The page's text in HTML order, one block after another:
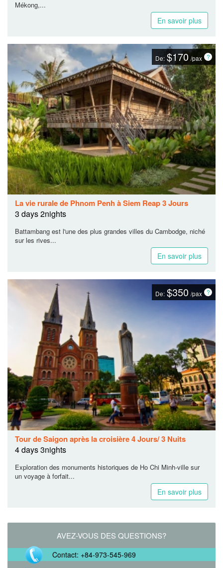
Mékong,...
En savoir plus
De: $170 /pax
La vie rurale de Phnom Penh à Siem Reap 3 Jours
3 days 2nights
Battambang est l'une des plus grandes villes du Cambodge, niché
sur les rives...
En savoir plus
De: $350 /pax
Tour de Saigon après la croisière 4 Jours/ 3 Nuits
4 days 3nights
Exploration des monuments historiques de Ho Chi Minh-ville sur
un voyage à forfait...
En savoir plus
AVEZ-VOUS DES QUESTIONS?
Contact: +84-973-545-969